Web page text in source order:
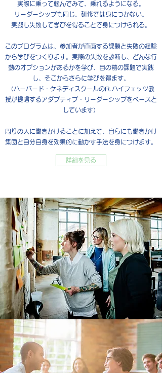
実際に乗って転んでみて、乗れるようになる。
リーダーシップも同じ。研修では身につかない。
実践し失敗して学びを得ることで身につけられる。
このプログラムは、参加者が直面する課題と失敗の経験
から学びをつくります。実際の失敗を診断し、どんな行
動のオプションがあるかを学び、目の前の課題で実践
し、そこからさらに学びを得ます。
​（ハーバード・ケネディスクールのR.ハイフェッツ教
授が提唱するアダプティブ・リーダーシップをベースと
しています）
​周りの人に働きかけることに加えて、自らにも働きかけ
集団と自分自身を効果的に動かす手法を身につけます。
詳細を見る